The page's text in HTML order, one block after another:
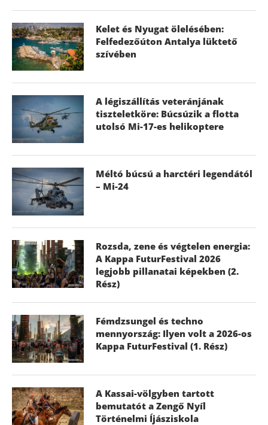
Kelet és Nyugat ölelésében:
Felfedezőúton Antalya lüktető
szívében
A légiszállítás veteránjának
tiszteletköre: Búcsúzik a flotta
utolsó Mi-17-es helikoptere
Méltó búcsú a harctéri legendától
– Mi-24
Rozsda, zene és végtelen energia:
A Kappa FuturFestival 2026
legjobb pillanatai képekben (2.
Rész)
Fémdzsungel és techno
mennyország: Ilyen volt a 2026-os
Kappa FuturFestival (1. Rész)
A Kassai-völgyben tartott
bemutatót a Zengő Nyíl
Történelmi Íjásziskola